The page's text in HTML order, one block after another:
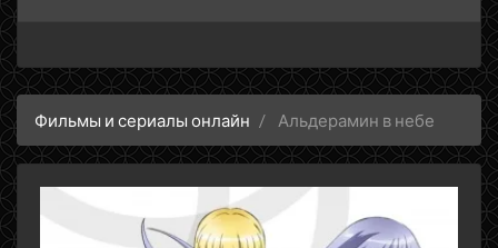
Фильмы и сериалы онлайн Альдерамин в небе